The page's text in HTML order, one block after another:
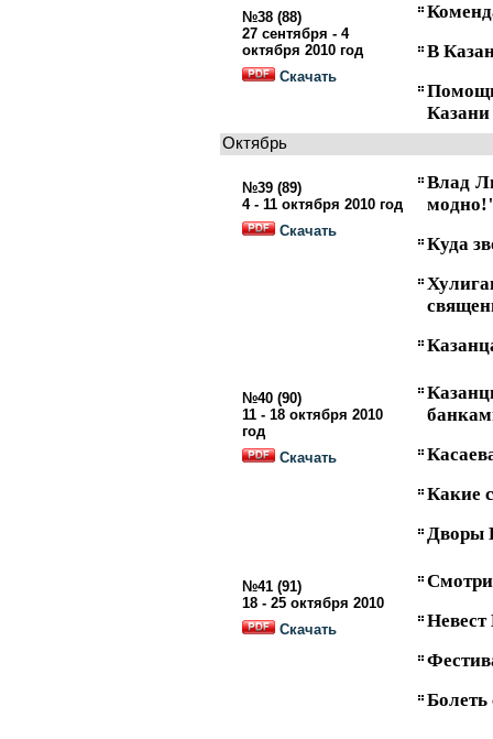
№38 (88)
27 сентября - 4
октября 2010 год
Скачать
В
Октябрь
№39 (89)
4 - 11 октября 2010 год
Скачать
Влад
Куда
№40 (90)
11 - 18 октября 2010
год
Скачать
Какие
Дворы
№41 (91)
18 - 25 октября 2010
Скачать
Болеть